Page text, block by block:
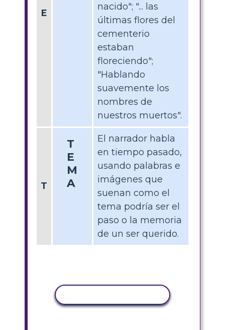
E
nacido"; "... las
últimas flores del
cementerio
estaban
floreciendo";
"Hablando
suavemente los
nombres de
nuestros muertos".
T
T
E
M
A
El narrador habla
en tiempo pasado,
usando palabras e
imágenes que
suenan como el
tema podría ser el
paso o la memoria
de un ser querido.